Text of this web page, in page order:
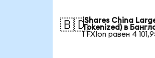
🇧🇩iShares China
Tokenized) в
1 FXIon равен 4